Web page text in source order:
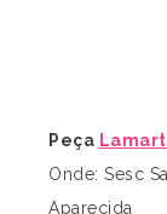
Peça
Onde: Sesc
Aparecida